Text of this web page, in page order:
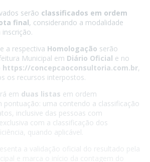
serão classificados em ordem
final, considerando a modalidade
e a respectiva Homologação serão
Municipal em Diário Oficial e no
https://concepcaoconsultoria.com.br,
os recursos interpostos.
em duas listas em ordem
pontuação: uma contendo a classificação
inclusive das pessoas com
com a classificação dos
quando aplicável.
a validação oficial do resultado pela